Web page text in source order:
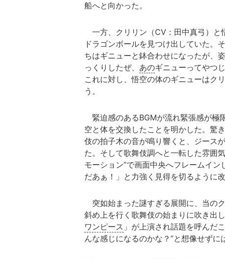
船へと向かった。
一方、クリリン（CV：田中真弓）と
ドラゴンボールを見つけ出していた。
ちはギニューと鉢合わせになったが、
っくりしたぜ、 あのギニューってやつ
これに対し、悟空の体のギニューはク
う。
緊迫感のあるBGMが流れ緊張感が極
空と体を交換したことを明かした。驚
伎の拍子木の音が鳴り響くと、ジース
た。そして歌舞伎調へと一転した雰囲
モーション”で画面中央へフレームイ
だあぁ！」と力強く見得を切るように
突如始まった謎すぎる展開に、当の
斜め上を行く歌舞伎の始まりに吹き出
ワンピース 」が上演され話題を呼んだ
んな感じになるのかな？”と想像せずに